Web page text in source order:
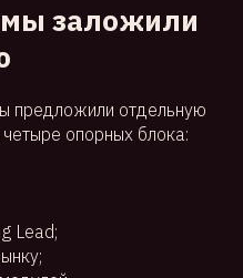
заложили
предложили отдельную
опорных блока:
Lead;